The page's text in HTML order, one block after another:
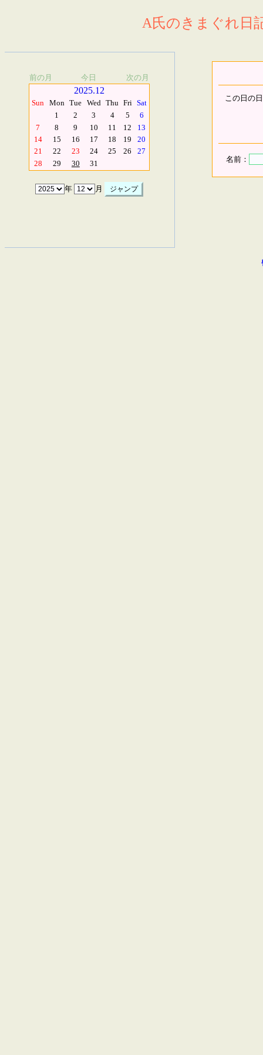
A氏のきまぐれ日
前の月 今日 次の月
2025.12
Sun Mon Tue Wed Thu Fri Sat
1
2 3 4 5
6
7
8 9 10 11 12
13
14
15 16 17 18 19
20
21
22 23 24 25 26
27
28
29 30 31
年 月
この日の
名前：